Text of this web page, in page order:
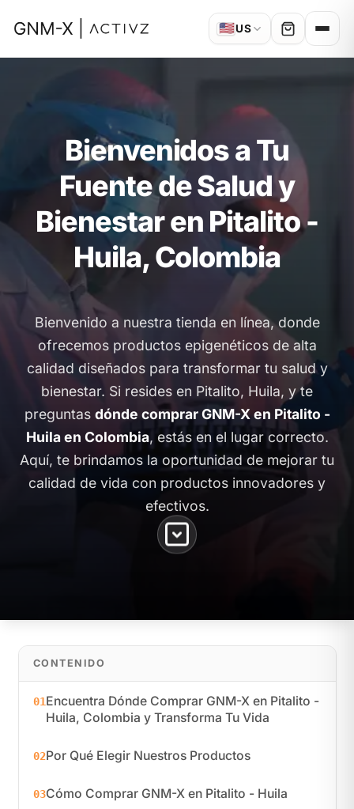
🇺🇸US
Bienvenidos a Tu
Fuente de Salud y
Bienestar en Pitalito -
Huila, Colombia
Bienvenido a nuestra tienda en línea, donde
ofrecemos productos epigenéticos de alta
calidad diseñados para transformar tu salud y
bienestar. Si resides en Pitalito, Huila, y te
preguntas dónde comprar GNM-X en Pitalito -
Huila en Colombia, estás en el lugar correcto.
Aquí, te brindamos la oportunidad de mejorar tu
calidad de vida con productos innovadores y
efectivos.
CONTENIDO
01Encuentra Dónde Comprar GNM-X en Pitalito -
Huila, Colombia y Transforma Tu Vida
02Por Qué Elegir Nuestros Productos
03Cómo Comprar GNM-X en Pitalito - Huila